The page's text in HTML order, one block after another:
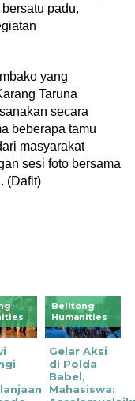
padu,
yang
Taruna
secara
beberapa tamu
masyarakat
sesi foto bersama
(Dafit)
Belitong
Humanities
Gelar Aksi
di Polda
Babel,
Mahasiswa: